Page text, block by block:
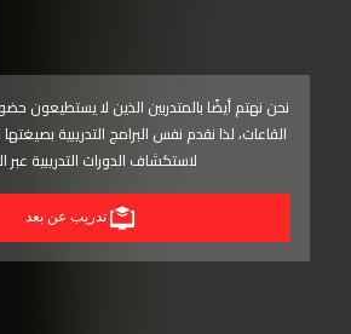
نحن نهتم أيضًا بالمتدربين الذين لا يستطيعون
القاعات، لذا نقدم نفس البرامج التدريبية
لاستكشاف الدورات التدريبية عبر
تدريب عن بعد